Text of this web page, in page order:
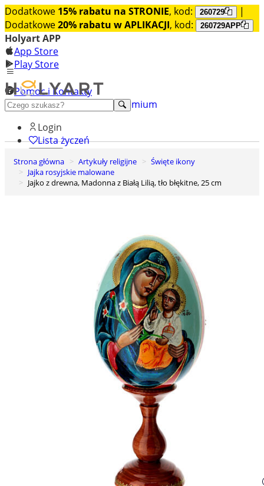
Dodatkowe 15% rabatu na STRONIE, kod: 260729
|
Dodatkowe20% rabatu w APLIKACJI, kod: 260729APP
Holyart APP
App Store
Play Store
Pomoc i Kontakty
+48 222 922 860
Odkryj premium
Login
Lista życzeń
0
Koszyk
Strona główna Artykuły religijne
Święte ikony
Jajka rosyjskie malowane
Jajko z drewna, Madonna z Białą Lilią, tło błękitne, 25 cm